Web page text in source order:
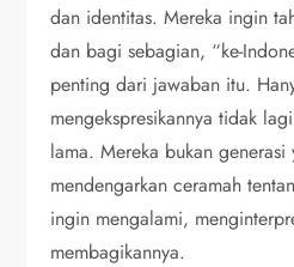
dan identitas. Mereka ingin
dan bagi sebagian, “ke-
penting dari jawaban itu.
mengekspresikannya tidak
lama. Mereka bukan
mendengarkan ceramah
ingin mengalami,
membagikannya.